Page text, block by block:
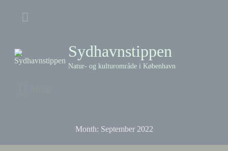
Above
Sydhavnstippen
Natur- og kulturområde i København
Month: September 2022